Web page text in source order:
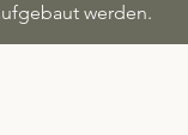
werden.